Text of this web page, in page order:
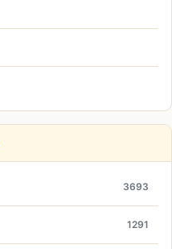
3693
1291